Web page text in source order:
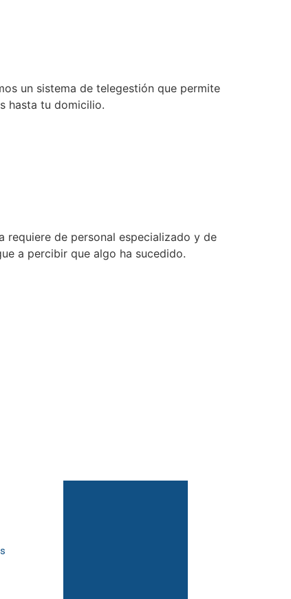
un sistema de telegestión que permite
hasta tu domicilio.
requiere de personal especializado y de
a percibir que algo ha sucedido.